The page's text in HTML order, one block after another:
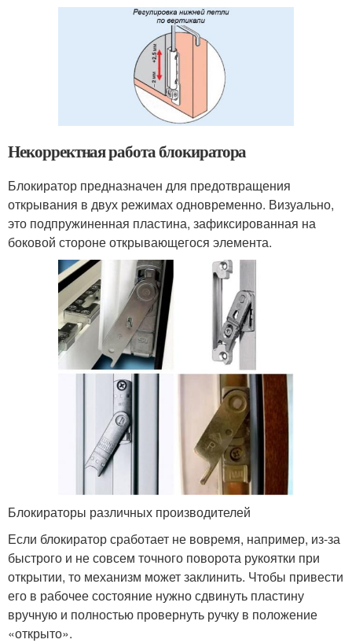
Некорректная работа блокиратора
Блокиратор предназначен для предотвращения
открывания в двух режимах одновременно. Визуально,
это подпружиненная пластина, зафиксированная на
боковой стороне открывающегося элемента.
Блокираторы различных производителей
Если блокиратор сработает не вовремя, например, из-за
быстрого и не совсем точного поворота рукоятки при
открытии, то механизм может заклинить. Чтобы привести
его в рабочее состояние нужно сдвинуть пластину
вручную и полностью провернуть ручку в положение
«открыто».